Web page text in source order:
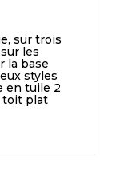
sur trois
les
la base
styles
en tuile 2
toit plat